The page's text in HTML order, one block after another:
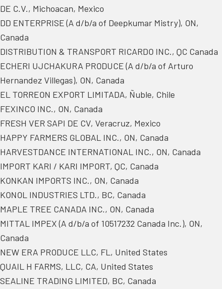
DE C.V., Michoacan, Mexico
DD ENTERPRISE (A d/b/a of Deepkumar Mistry), ON,
Canada
DISTRIBUTION & TRANSPORT RICARDO INC., QC Canada
ECHERI UJCHAKURA PRODUCE (A d/b/a of Arturo
Hernandez Villegas), ON, Canada
EL TORREON EXPORT LIMITADA, Ñuble, Chile
FEXINCO INC., ON, Canada
FRESH VER SAPI DE CV, Veracruz, Mexico
HAPPY FARMERS GLOBAL INC., ON, Canada
HARVESTDANCE INTERNATIONAL INC., ON, Canada
IMPORT KARI / KARI IMPORT, QC, Canada
KONKAN IMPORTS INC., ON, Canada
KONOL INDUSTRIES LTD., BC, Canada
MAPLE TREE CANADA INC., ON, Canada
MITTAL IMPEX (A d/b/a of 10517232 Canada Inc.), ON,
Canada
NEW ERA PRODUCE LLC, FL, United States
QUAIL H FARMS, LLC, CA, United States
SEALINE TRADING LIMITED, BC, Canada